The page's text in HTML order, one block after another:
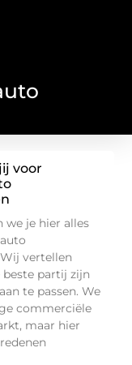
voor
we je hier alles
vertellen
partij zijn
te passen. We
commerciële
maar hier